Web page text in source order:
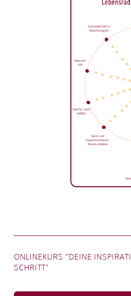
ONLINEKURS “DEINE
SCHRITT”